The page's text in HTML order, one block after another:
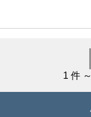
1 件 ～